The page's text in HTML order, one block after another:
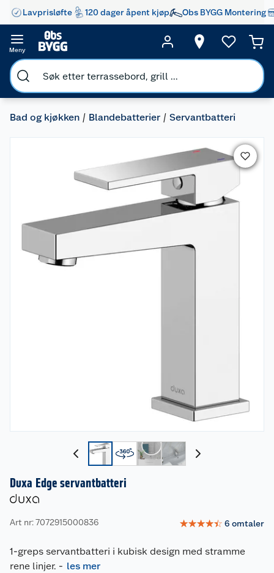
Lavprisløfte 120 dager åpent kjøp Obs BYGG Montering
Meny
Bad og kjøkken Blandebatterier Servantbatteri
Duxa Edge servantbatteri
Art nr: 7072915000836 ☆☆☆☆☆ 6 omtaler
1-greps servantbatteri i kubisk design med stramme
rene linjer. - les mer